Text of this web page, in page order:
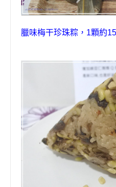
臘味梅干珍珠粽 ， 1顆約